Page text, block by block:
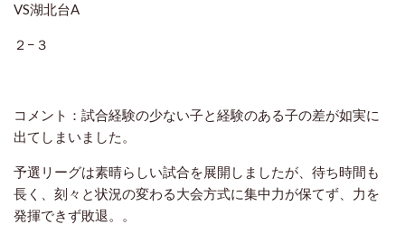
VS湖北台A
２−３
コメント：試合経験の少ない子と経験のある子の差が如実に
出てしまいました。
予選リーグは素晴らしい試合を展開しましたが、待ち時間も
長く、刻々と状況の変わる大会方式に集中力が保てず、力を
発揮できず敗退。。